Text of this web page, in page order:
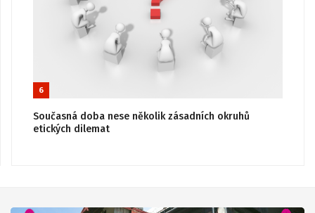
6
Současná doba nese několik zásadních okruhů
etických dilemat